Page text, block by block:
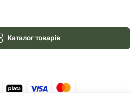
Каталог товарів